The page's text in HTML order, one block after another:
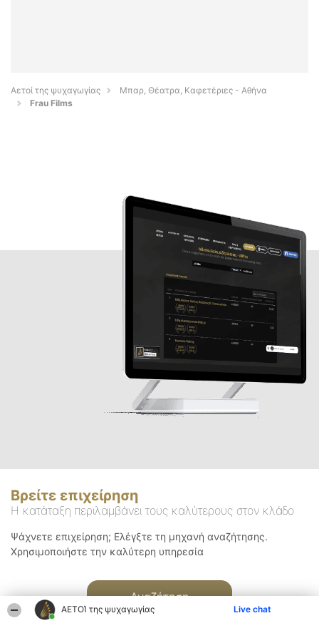
ΑΕΤΟΊ της ψυχαγωγίας Live chat
Αετοί της ψυχαγωγίας
Μπαρ, Θέατρα, Καφετέριες - Αθήνα
Frau Films
Βρείτε επιχείρηση
Η κατάταξη περιλαμβάνει τους καλύτερους στον κλάδο
Ψάχνετε επιχείρηση; Ελέγξτε τη μηχανή αναζήτησης.
Χρησιμοποιήστε την καλύτερη υπηρεσία
Αναζήτηση